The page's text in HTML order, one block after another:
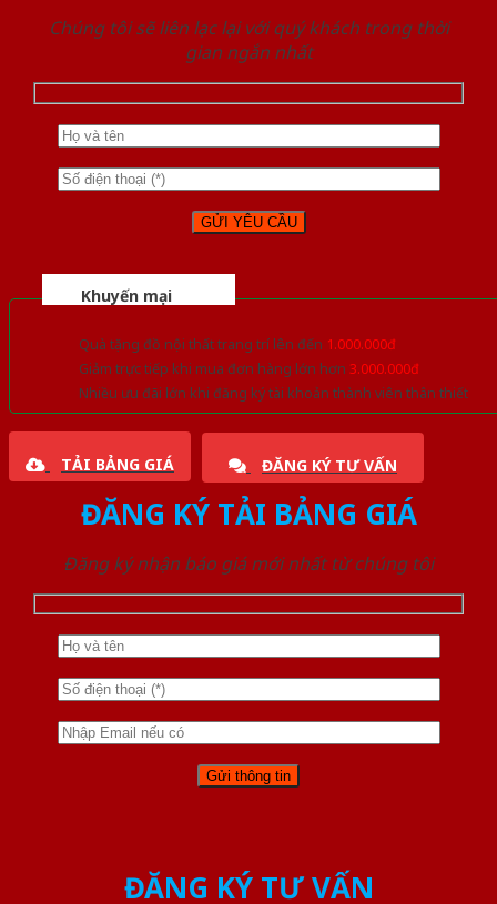
Chúng tôi sẽ liên lạc lại với quý khách trong thời
gian ngắn nhất
Khuyến mại
Quà tặng đồ nội thất trang trí lên đến 1.000.000đ
Giảm trực tiếp khi mua đơn hàng lớn hơn 3.000.000đ
Nhiều ưu đãi lớn khi đăng ký tài khoản thành viên thân thiết
TẢI BẢNG GIÁ ĐĂNG KÝ TƯ VẤN
ĐĂNG KÝ TẢI BẢNG GIÁ
Đăng ký nhận báo giá mới nhất từ chúng tôi
ĐĂNG KÝ TƯ VẤN